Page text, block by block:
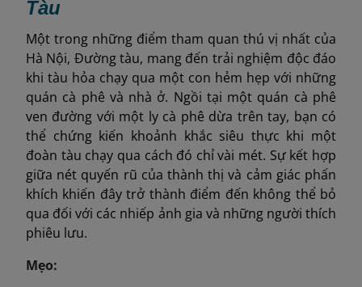
Tàu
Một trong những điểm tham quan thú vị nhất của
Hà Nội, Đường tàu, mang đến trải nghiệm độc đáo
khi tàu hỏa chạy qua một con hẻm hẹp với những
quán cà phê và nhà ở. Ngồi tại một quán cà phê
ven đường với một ly cà phê dừa trên tay, bạn có
thể chứng kiến ​​khoảnh khắc siêu thực khi một
đoàn tàu chạy qua cách đó chỉ vài mét. Sự kết hợp
giữa nét quyến rũ của thành thị và cảm giác phấn
khích khiến đây trở thành điểm đến không thể bỏ
qua đối với các nhiếp ảnh gia và những người thích
phiêu lưu.
Mẹo: